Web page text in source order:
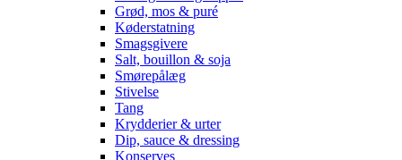
Grød, mos & puré
Køderstatning
Smagsgivere
Salt, bouillon & soja
Smørepålæg
Stivelse
Tang
Krydderier & urter
Dip, sauce & dressing
Konserves